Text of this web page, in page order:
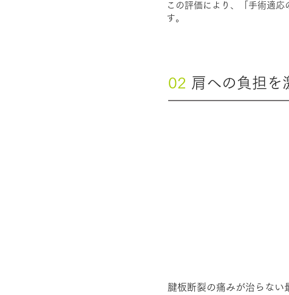
この評価により、「手術適
す。
02 肩への負担を
腱板断裂の痛みが治らない